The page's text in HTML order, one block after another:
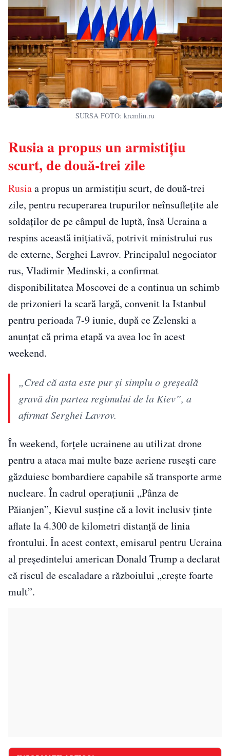
SURSA FOTO: kremlin.ru
Rusia a propus un armistițiu
scurt, de două-trei zile
Rusiaa propus un armistițiu scurt, de două-trei
zile, pentru recuperarea trupurilor neînsuflețite ale
soldaților de pe câmpul de luptă, însă Ucraina a
respins această inițiativă, potrivit ministrului rus
de externe, Serghei Lavrov. Principalul negociator
rus, Vladimir Medinski, a confirmat
disponibilitatea Moscovei de a continua un schimb
de prizonieri la scară largă, convenit la Istanbul
pentru perioada 7-9 iunie, după ce Zelenski a
anunțat că prima etapă va avea loc în acest
weekend.
„Cred că asta este pur și simplu o greșeală
gravă din partea regimului de la Kiev”, a
afirmat Serghei Lavrov.
În weekend, forțele ucrainene au utilizat drone
pentru a ataca mai multe baze aeriene rusești care
găzduiesc bombardiere capabile să transporte arme
nucleare. În cadrul operațiunii „Pânza de
Păianjen”, Kievul susține că a lovit inclusiv ținte
aflate la 4.300 de kilometri distanță de linia
frontului. În acest context, emisarul pentru Ucraina
al președintelui american Donald Trump a declarat
că riscul de escaladare a războiului „crește foarte
mult”.